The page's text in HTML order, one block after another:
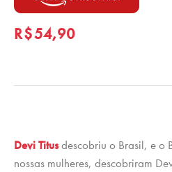
R$54,90
Devi Titusdescobriu o Brasil, e o
nossas mulheres, descobriram